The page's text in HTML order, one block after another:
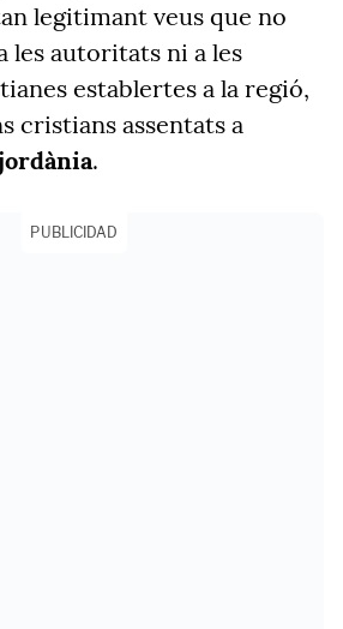
legitimant veus que no
les autoritats ni a les
establertes a la regió,
cristians assentats a
.
PUBLICIDAD